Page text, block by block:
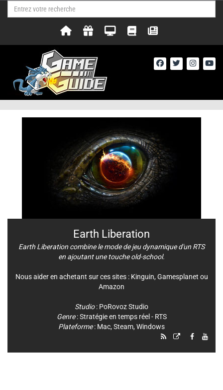
Earth Liberation
Earth Liberation combine le mode de jeu dynamique d'un RTS
en ajoutant une touche old-school.
Nous aider en achetant sur ces sites : Kinguin, Gamesplanet ou
Amazon
Studio: PoRovoz Studio
Genre:Stratégie en temps réel - RTS
Plateforme: Mac, Steam, Windows